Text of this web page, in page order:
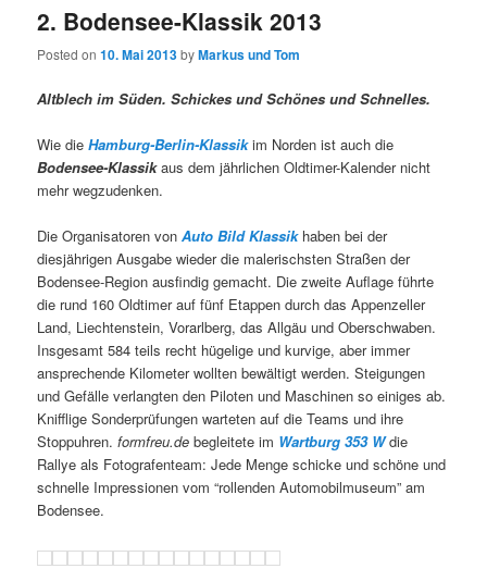
2. Bodensee-Klassik 2013
Posted on10. Mai 2013byMarkus und Tom
Altblech im Süden. Schickes und Schönes und Schnelles.
Wie dieHamburg-Berlin-Klassikim Norden ist auch die
Bodensee-Klassikaus dem jährlichen Oldtimer-Kalender nicht
mehr wegzudenken.
Die Organisatoren vonAuto Bild Klassikhaben bei der
diesjährigen Ausgabe wieder die malerischsten Straßen der
Bodensee-Region ausfindig gemacht. Die zweite Auflage führte
die rund 160 Oldtimer auf fünf Etappen durch das Appenzeller
Land, Liechtenstein, Vorarlberg, das Allgäu und Oberschwaben.
Insgesamt 584 teils recht hügelige und kurvige, aber immer
ansprechende Kilometer wollten bewältigt werden. Steigungen
und Gefälle verlangten den Piloten und Maschinen so einiges ab.
Knifflige Sonderprüfungen warteten auf die Teams und ihre
Stoppuhren.formfreu.de begleitete im Wartburg 353 Wdie
Rallye als Fotografenteam: Jede Menge schicke und schöne und
schnelle Impressionen vom “rollenden Automobilmuseum” am
Bodensee.